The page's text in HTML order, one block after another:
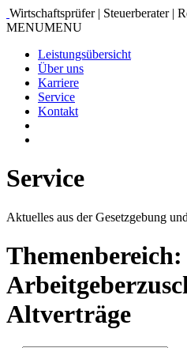
Wirtschaftsprüfer | Steuerberater |
MENUMENU
Leistungsübersicht
Über uns
Karriere
Service
Kontakt
Service
Aktuelles aus der Gesetzgebung
Themenbereich:
Altverträge